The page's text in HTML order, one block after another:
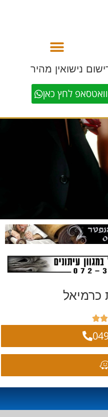
נישואין מהיר
לחץ כאן
כרמיאל

